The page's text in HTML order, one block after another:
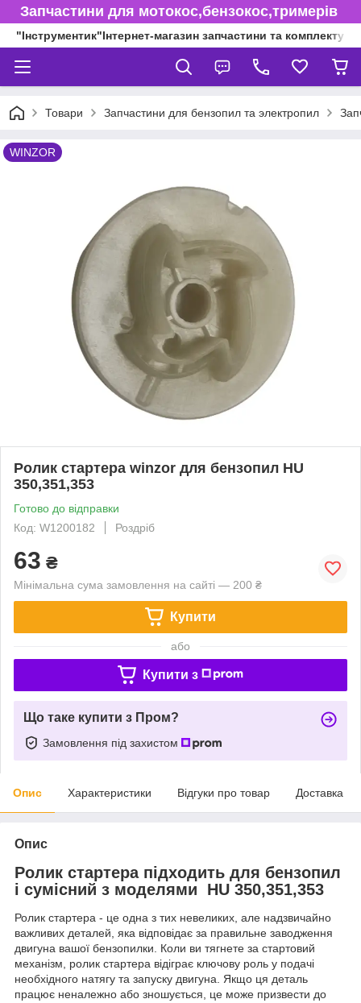
Запчастини для мотокос,бензокос,тримерів
"Інструментик"Інтернет-магазин запчастини та
Товари Запчастини для бензопил та электропил
WINZOR
Ролик стартера winzor для бензопил HU
350,351,353
Готово до відправки
Код: W1200182
Роздріб
63 ₴
Мінімальна сума замовлення на сайті — 200 ₴
Купити
або
Купити з
Що таке купити з Пром?
Замовлення під захистом
Опис Характеристики Відгуки про товар Доставка
Опис
Ролик стартера підходить для бензопил
і сумісний з моделями HU 350,351,353
Ролик стартера - це одна з тих невеликих, але надзвичайно
важливих деталей, яка відповідає за правильне заводження
двигуна вашої бензопилки. Коли ви тягнете за стартовий
механізм, ролик стартера відіграє ключову роль у подачі
необхідного натягу та запуску двигуна. Якщо ця деталь
працює неналежно або зношується, це може призвести до